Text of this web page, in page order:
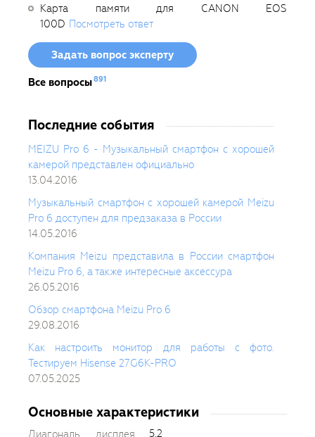
Карта памяти для CANON EOS
100D Посмотреть ответ
Задать вопрос эксперту
Все вопросы891
Последние события
MEIZU Pro 6 - Музыкальный смартфон с хорошей
камерой представлен официально
13.04.2016
Музыкальный смартфон с хорошей камерой Meizu
Pro 6 доступен для предзаказа в России
14.05.2016
Компания Meizu представила в России смартфон
Meizu Pro 6, а также интересные аксессура
26.05.2016
Обзор смартфона Meizu Pro 6
29.08.2016
Как настроить монитор для работы с фото.
Тестируем Hisense 27G6K-PRO
07.05.2025
Основные характеристики
5.2